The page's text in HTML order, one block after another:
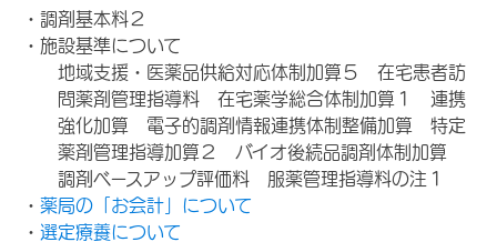
・調剤基本料２
・施設基準について
地域支援・医薬品供給対応体制加算５ 在宅患者訪
問薬剤管理指導料 在宅薬学総合体制加算１ 連携
強化加算 電子的調剤情報連携体制整備加算 特定
薬剤管理指導加算２ バイオ後続品調剤体制加算
調剤ベースアップ評価料 服薬管理指導料の注１
・ 薬局の「お会計」について
・ 選定療養について